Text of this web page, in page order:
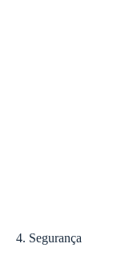
4. Segurança